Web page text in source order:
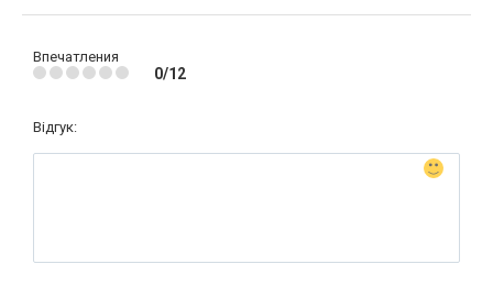
Впечатления
0/12
Відгук: